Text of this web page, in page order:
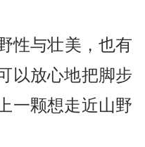
性与壮美，也有
以放心地把脚步
一颗想走近山野